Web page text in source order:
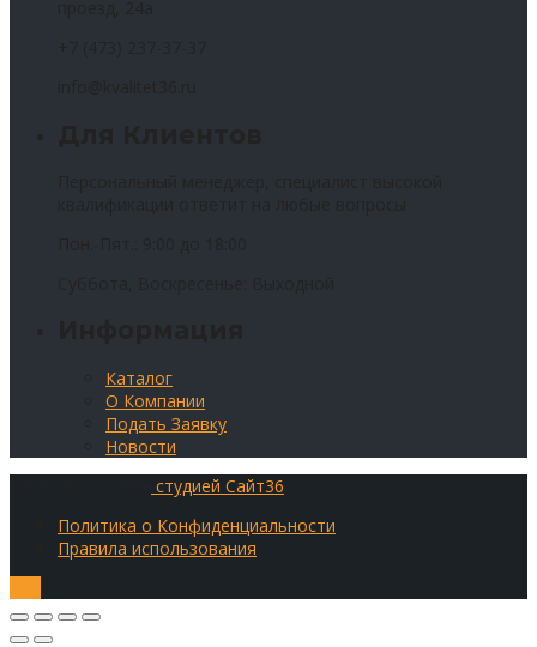
Каталог
О Компании
Подать Заявку
Новости
студией Сайт36
Политика о Конфиденциальности
Правила использования